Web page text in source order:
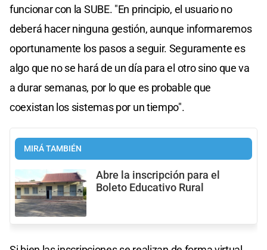
funcionar con la SUBE. "En principio, el usuario no
deberá hacer ninguna gestión, aunque informaremos
oportunamente los pasos a seguir. Seguramente es
algo que no se hará de un día para el otro sino que va
a durar semanas, por lo que es probable que
coexistan los sistemas por un tiempo".
MIRÁ TAMBIÉN
Abre la inscripción para el
Boleto Educativo Rural